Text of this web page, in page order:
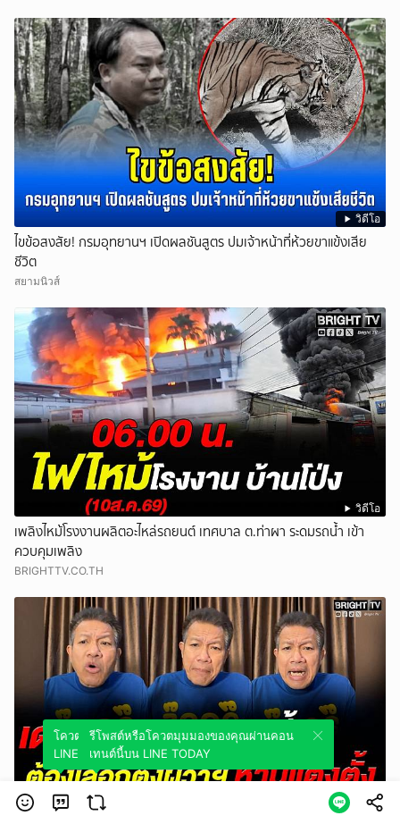
วิดีโอ
ไขข้อสงสัย! กรมอุทยานฯ เปิดผลชันสูตร ปมเจ้าหน้าที่ห้วยขาแข้งเสีย
ชีวิต
สยามนิวส์
วิดีโอ
เพลิงไหม้โรงงานผลิตอะไหล่รถยนต์ เทศบาล ต.ท่าผา ระดมรถน้ำ เข้า
ควบคุมเพลิง
BRIGHTTV.CO.TH
วิดีโอ
โควตมุมมองของคุณผ่านคอนเทนต์นี้บน
LINE TODAY
รีโพสต์หรือโควตมุมมองของคุณผ่านคอน
เทนต์นี้บน LINE TODAY